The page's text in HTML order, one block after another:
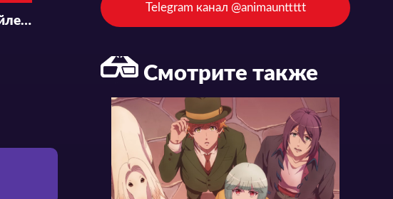
Новый трейлер и подробности аниме «Ore dake Level Up na Ken»
Telegram канал @animaunttttt
Смотрите также